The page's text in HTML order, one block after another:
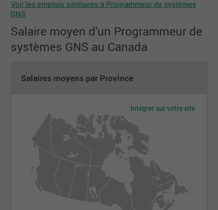
Voir les emplois similaires à Programmeur de systèmes
GNS
Salaire moyen d'un Programmeur de
systèmes GNS au Canada
Salaires moyens par Province
Intégrer sur votre site